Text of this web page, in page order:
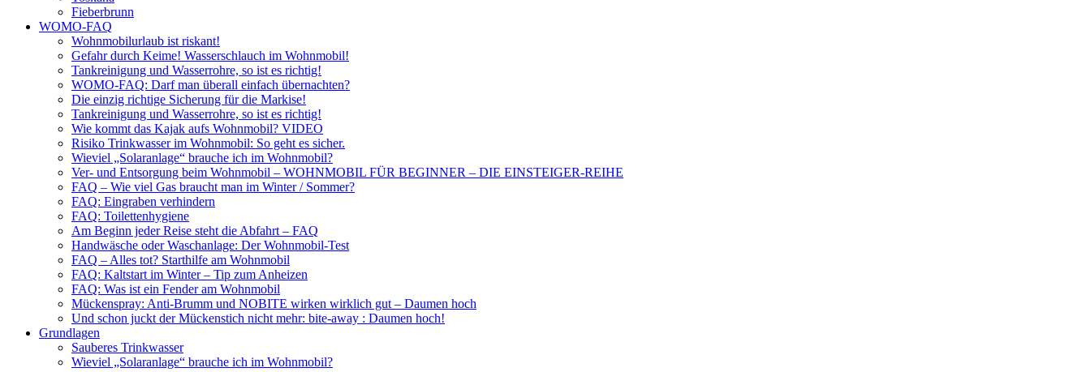
Fieberbrunn
WOMO-FAQ
Wohnmobilurlaub ist riskant!
Gefahr durch Keime! Wasserschlauch im Wohnmobil!
Tankreinigung und Wasserrohre, so ist es richtig!
WOMO-FAQ: Darf man überall einfach übernachten?
Die einzig richtige Sicherung für die Markise!
Tankreinigung und Wasserrohre, so ist es richtig!
Wie kommt das Kajak aufs Wohnmobil? VIDEO
Risiko Trinkwasser im Wohnmobil: So geht es sicher.
Wieviel „Solaranlage“ brauche ich im Wohnmobil?
Ver- und Entsorgung beim Wohnmobil – WOHNMOBIL FÜR BEGINNER – DIE EINSTEIGER-REIHE
FAQ – Wie viel Gas braucht man im Winter / Sommer?
FAQ: Eingraben verhindern
FAQ: Toilettenhygiene
Am Beginn jeder Reise steht die Abfahrt – FAQ
Handwäsche oder Waschanlage: Der Wohnmobil-Test
FAQ – Alles tot? Starthilfe am Wohnmobil
FAQ: Kaltstart im Winter – Tip zum Anheizen
FAQ: Was ist ein Fender am Wohnmobil
Mückenspray: Anti-Brumm und NOBITE wirken wirklich gut – Daumen hoch
Und schon juckt der Mückenstich nicht mehr: bite-away : Daumen hoch!
Grundlagen
Sauberes Trinkwasser
Wieviel „Solaranlage“ brauche ich im Wohnmobil?